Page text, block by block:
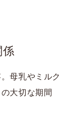
母乳やミルク
大切な期間